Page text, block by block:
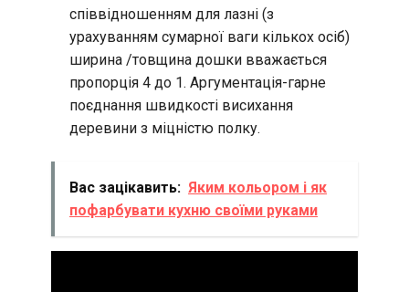
співвідношенням для лазні (з
урахуванням сумарної ваги кількох осіб)
ширина /товщина дошки вважається
пропорція 4 до 1. Аргументація-гарне
поєднання швидкості висихання
деревини з міцністю полку.
Вас зацікавить: Яким кольором і як
пофарбувати кухню своїми руками